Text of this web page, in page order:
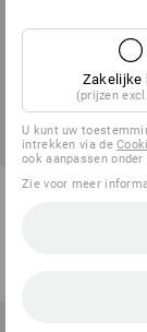
Dames-koksbroek
Zakelijke
(prijzen
U kunt uw
intrekken via de
ook aanpassen onder
Zie voor meer